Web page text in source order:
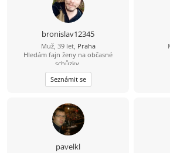
bronislav12345
Muž, 39 let, Praha
Hledám fajn ženy na občasné
schůzky.
Seznámit se
pavelkl